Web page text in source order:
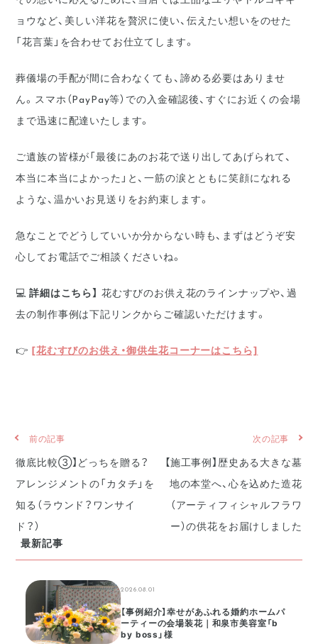
ョウなど、美しい洋花を贅沢に使い、伝えたい想いをのせた
「花言葉」を合わせてお仕立てします。
葬儀場の手配が間に合わなくても、諦める必要はありませ
ん。スマホ（PayPay等）での入金確認後、すぐにお近くの会場
まで迅速に配達いたします。
ご遺族の皆様が「最後にあのお花で送り出してあげられて、
本当に本当によかった」と、一筋の涙とともに笑顔になれる
ような、温かいお見送りをお約束します。
急なことでどうしていいか分からない時も、まずはどうぞ安
心してお電話でご相談くださいね。
💻詳細はこちら】 花むすびのお供え花のラインナップや、過
去の制作事例は下記リンクからご確認いただけます。
👉 [花むすびのお供え・御供生花コーナーはこちら]
前の記事
徹底比較③】どっちを贈る？
アレンジメントの「カタチ」を
知る（ラウンド？ワンサイ
ド？）
次の記事
【施工事例】歴史ある大きな墓
地の本堂へ、心を込めた造花
（アーティフィシャルフラワ
ー）の供花をお届けしました
最新記事
2026.08.01
【事例紹介】幸せがあふれる婚約ホームパ
ーティーの会場装花｜和泉市美容室「b
by boss」様